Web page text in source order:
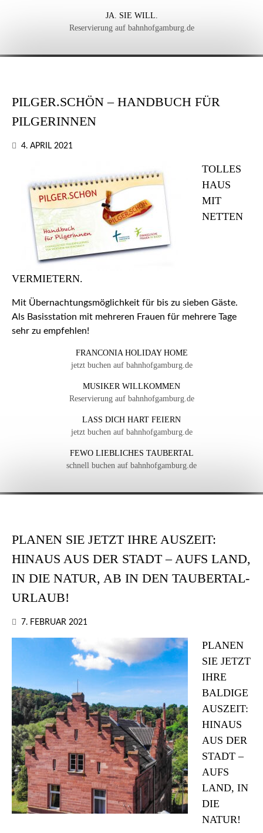
JA. SIE WILL.
Reservierung auf bahnhofgamburg.de
PILGER.SCHÖN – HANDBUCH FÜR
PILGERINNEN
4. APRIL 2021
TOLLES
HAUS
MIT
NETTEN
VERMIETERN.
Mit Übernachtungsmöglichkeit für bis zu sieben Gäste.
Als Basisstation mit mehreren Frauen für mehrere Tage
sehr zu empfehlen!
FRANCONIA HOLIDAY HOME
jetzt buchen auf bahnhofgamburg.de
MUSIKER WILLKOMMEN
Reservierung auf bahnhofgamburg.de
LASS DICH HART FEIERN
jetzt buchen auf bahnhofgamburg.de
FEWO LIEBLICHES TAUBERTAL
schnell buchen auf bahnhofgamburg.de
PLANEN SIE JETZT IHRE AUSZEIT:
HINAUS AUS DER STADT – AUFS LAND,
IN DIE NATUR, AB IN DEN TAUBERTAL-
URLAUB!
7. FEBRUAR 2021
PLANEN
SIE JETZT
IHRE
BALDIGE
AUSZEIT:
HINAUS
AUS DER
STADT –
AUFS
LAND, IN
DIE
NATUR!